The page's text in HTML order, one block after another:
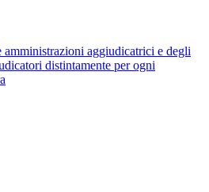
amministrazioni aggiudicatrici e degli
distintamente per ogni